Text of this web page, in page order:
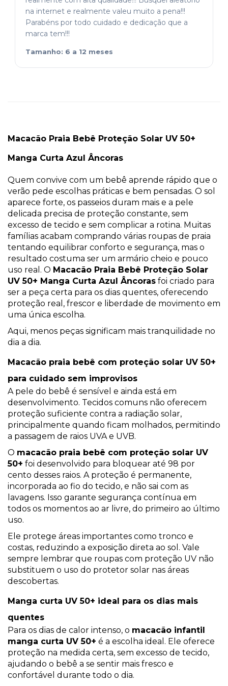
na internet e realmente valeu muito a pena!!!
Parabéns por todo cuidado e dedicação que a
marca tem!!!
Tamanho: 6 a 12 meses
Macacão Praia Bebê Proteção Solar UV 50+
Manga Curta Azul Âncoras
Quem convive com um bebê aprende rápido que o
verão pede escolhas práticas e bem pensadas. O sol
aparece forte, os passeios duram mais e a pele
delicada precisa de proteção constante, sem
excesso de tecido e sem complicar a rotina. Muitas
famílias acabam comprando várias roupas de praia
tentando equilibrar conforto e segurança, mas o
resultado costuma ser um armário cheio e pouco
uso real. O Macacão Praia Bebê Proteção Solar
UV 50+ Manga Curta Azul Âncoras foi criado para
ser a peça certa para os dias quentes, oferecendo
proteção real, frescor e liberdade de movimento em
uma única escolha.
Aqui, menos peças significam mais tranquilidade no
dia a dia.
Macacão praia bebê com proteção solar UV 50+
para cuidado sem improvisos
A pele do bebê é sensível e ainda está em
desenvolvimento. Tecidos comuns não oferecem
proteção suficiente contra a radiação solar,
principalmente quando ficam molhados, permitindo
a passagem de raios UVA e UVB.
O macacão praia bebê com proteção solar UV
50+ foi desenvolvido para bloquear até 98 por
cento desses raios. A proteção é permanente,
incorporada ao fio do tecido, e não sai com as
lavagens. Isso garante segurança contínua em
todos os momentos ao ar livre, do primeiro ao último
uso.
Ele protege áreas importantes como tronco e
costas, reduzindo a exposição direta ao sol. Vale
sempre lembrar que roupas com proteção UV não
substituem o uso do protetor solar nas áreas
descobertas.
Manga curta UV 50+ ideal para os dias mais
quentes
Para os dias de calor intenso, o macacão infantil
manga curta UV 50+ é a escolha ideal. Ele oferece
proteção na medida certa, sem excesso de tecido,
ajudando o bebê a se sentir mais fresco e
confortável durante todo o dia.